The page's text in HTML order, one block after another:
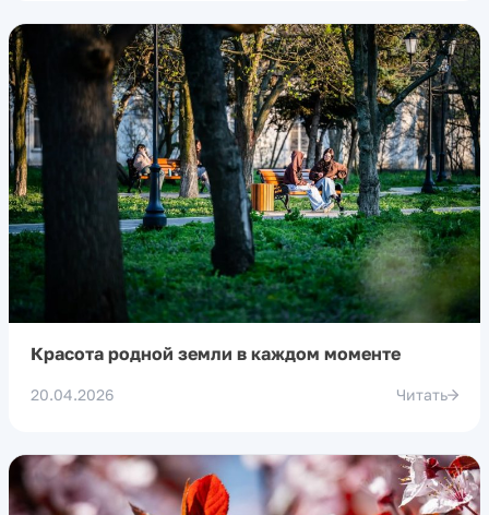
Красота родной земли в каждом моменте
20.04.2026 Читать